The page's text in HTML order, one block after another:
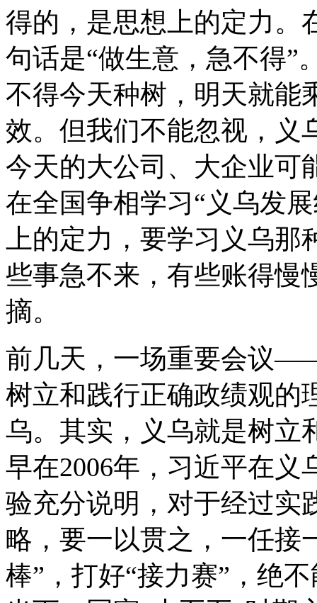
得的，是思想上的定力。
句话是“做生意，急不得
不得今天种树，明天就能
效。但我们不能忽视，义
今天的大公司、大企业可
在全国争相学习“义乌发
上的定力，要学习义乌
些事急不来，有些账得慢
摘。
前几天，一场重要会议
树立和践行正确政绩观的
乌。其实，义乌就是树立
早在2006年，习近平在
验充分说明，对于经过实
略，要一以贯之，一任接
棒”，打好“接力赛”，绝